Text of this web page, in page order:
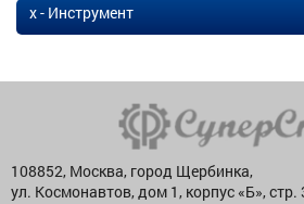
х - Инструмент
108852, Москва, город Щербинка,
ул. Космонавтов, дом 1, корпус «Б», стр.